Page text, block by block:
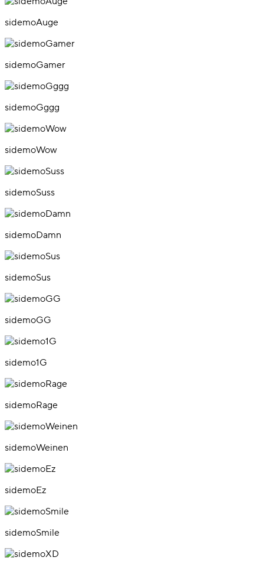
sidemoAuge
sidemoGamer
sidemoGggg
sidemoWow
sidemoSuss
sidemoDamn
sidemoSus
sidemoGG
sidemo1G
sidemoRage
sidemoWeinen
sidemoEz
sidemoSmile